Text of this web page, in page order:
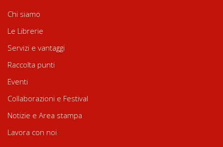
Chi siamo
Le Librerie
Servizi e vantaggi
Raccolta punti
Eventi
Collaborazioni e Festival
Notizie e Area stampa
Lavora con noi